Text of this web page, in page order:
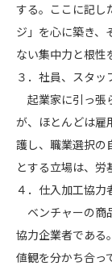
する。ここに記し
ジ」を心に築き、
ない集中力と根性
３．社員、スタッ
起業家に引っ張
が、ほとんどは雇
護し、職業選択の
とする立場は、労
４．仕入加工協力
ベンチャーの商
協力企業者である
値観を分かち合っ